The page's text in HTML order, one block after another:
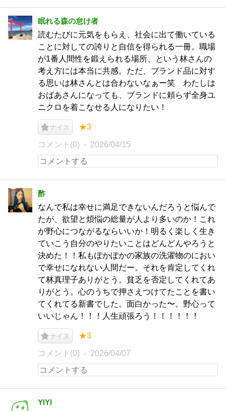
眠れる森の怠け者
読むたびに元気をもらえ、社会に出て働いている
ことに対しての誇りと自信を得られる一冊。職場
が1番人間性を鍛えられる場所、という林さんの
考え方には本当に共感。ただ、ブランド品に対す
る思いは林さんとは合わないなぁー笑 わたしは
おばあさんになっても、ブランドに頼らず全身ユ
ニクロを着こなせる人になりたい！
ナイス ★3
コメント(0) 2026/04/15
酢
なんで私は幸せに満足できないんだろうと悩んで
たが、欲望と煩悩の総量が人より多いのか！これ
が野心につながるならいいか！明るく楽しく生き
ていこう自分のやりたいことはどんどんやろうと
決めた！！私もぽかぽかの家族の洗濯物のにおい
で幸せになれない人間だー。それを肯定してくれ
て林真理子ありがとう。貧乏を否定してくれてあ
りがとう。心のうちで押さえつけてたことを書い
てくれてる新書でした。面白かった〜。野心って
いいじゃん！！！人生頑張ろう！！！！！！
ナイス ★3
コメント(0) 2026/04/07
YIYI